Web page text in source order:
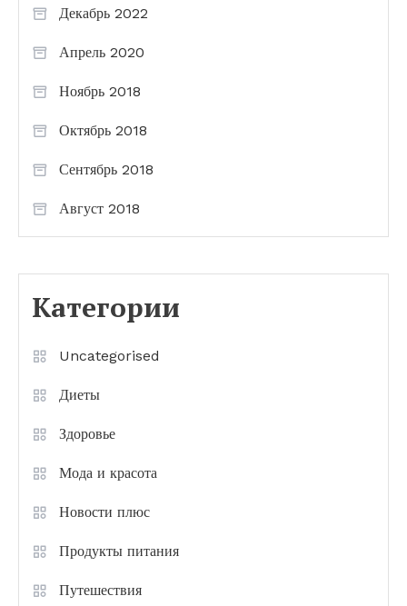
Декабрь 2022
Апрель 2020
Ноябрь 2018
Октябрь 2018
Сентябрь 2018
Август 2018
Категории
Uncategorised
Диеты
Здоровье
Мода и красота
Новости плюс
Продукты питания
Путешествия